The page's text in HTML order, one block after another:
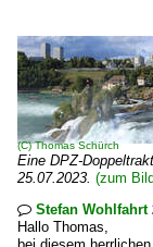
(C)Thomas Schürch
Eine DPZ-
25.07.2023. (zum
 Stefan Wohlfahrt
Hallo Thomas,